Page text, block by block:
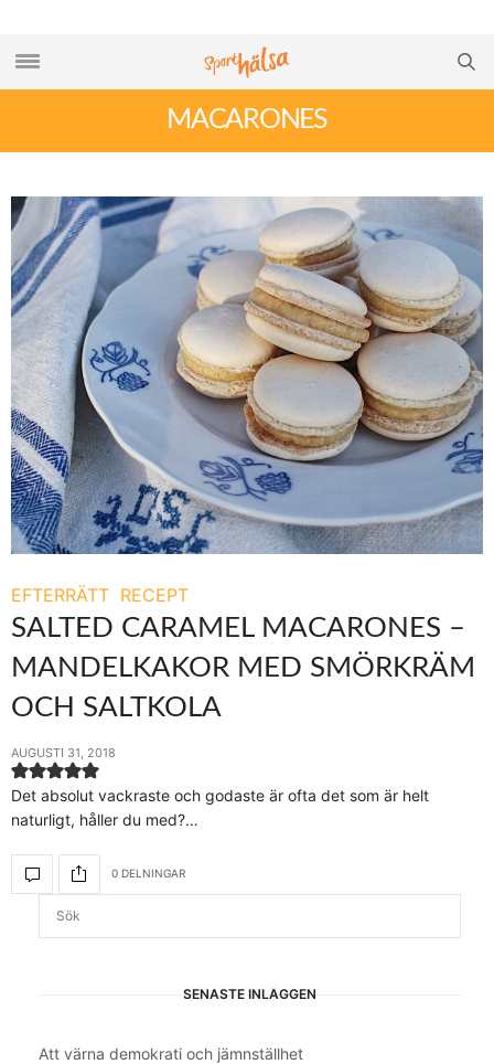
MACARONES
EFTERRÄTT RECEPT
SALTED CARAMEL MACARONES –
MANDELKAKOR MED SMÖRKRÄM
OCH SALTKOLA
AUGUSTI 31, 2018
Det absolut vackraste och godaste är ofta det som är helt
naturligt, håller du med?…
0 DELNINGAR
SENASTE INLÄGGEN
Att värna demokrati och jämnställhet